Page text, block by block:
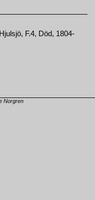
F.4, Död, 1804-
Norgren